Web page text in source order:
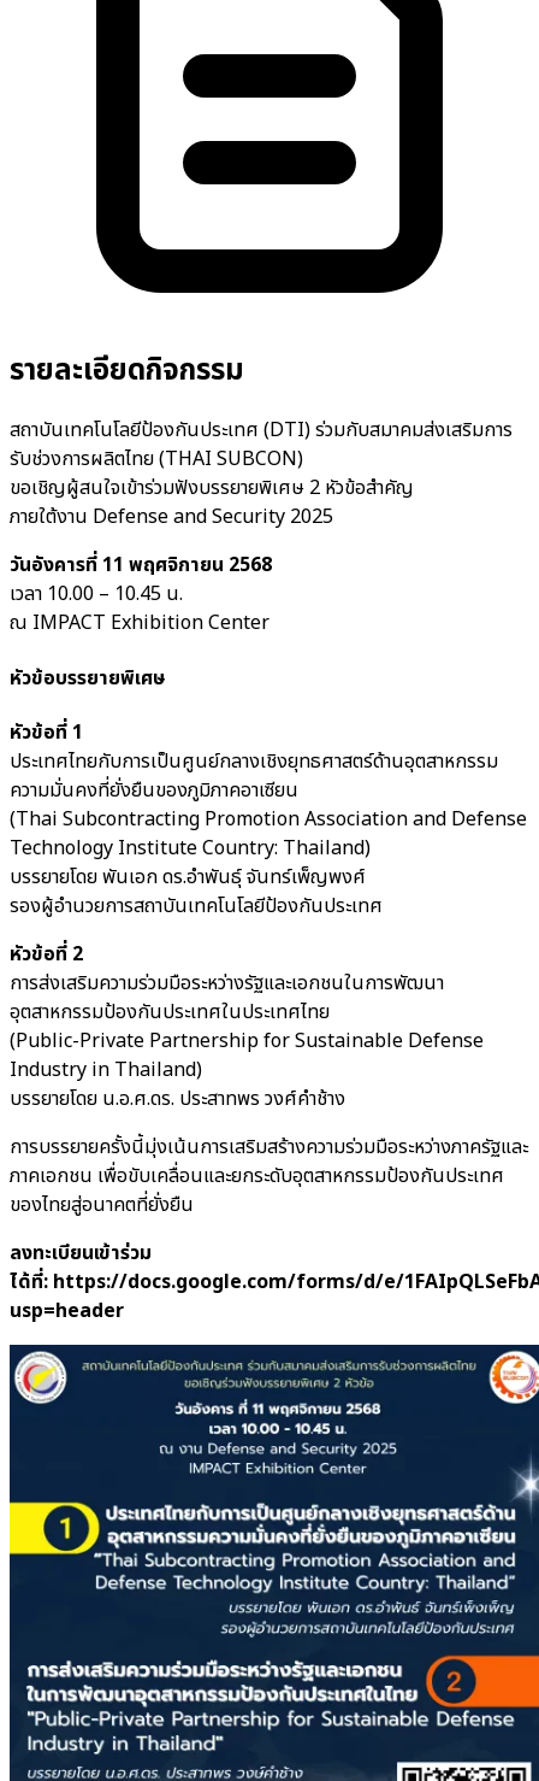
รายละเอียดกิจกรรม
สถาบันเทคโนโลยีป้องกันประเทศ (DTI) ร่วมกับสมาคมส่งเสริมการ
รับช่วงการผลิตไทย (THAI SUBCON)
ขอเชิญผู้สนใจเข้าร่วมฟังบรรยายพิเศษ 2 หัวข้อสำคัญ
ภายใต้งาน Defense and Security 2025
วันอังคารที่ 11 พฤศจิกายน 2568
เวลา 10.00 – 10.45 น.
ณ IMPACT Exhibition Center
หัวข้อบรรยายพิเศษ
หัวข้อที่ 1
ประเทศไทยกับการเป็นศูนย์กลางเชิงยุทธศาสตร์ด้านอุตสาหกรรม
ความมั่นคงที่ยั่งยืนของภูมิภาคอาเซียน
(Thai Subcontracting Promotion Association and Defense
Technology Institute Country: Thailand)
บรรยายโดย พันเอก ดร.อำพันธุ์ จันทร์เพ็ญพงศ์
รองผู้อำนวยการสถาบันเทคโนโลยีป้องกันประเทศ
หัวข้อที่ 2
การส่งเสริมความร่วมมือระหว่างรัฐและเอกชนในการพัฒนา
อุตสาหกรรมป้องกันประเทศในประเทศไทย
(Public-Private Partnership for Sustainable Defense
Industry in Thailand)
บรรยายโดย น.อ.ศ.ดร. ประสาทพร วงศ์คำช้าง
การบรรยายครั้งนี้มุ่งเน้นการเสริมสร้างความร่วมมือระหว่างภาครัฐและ
ภาคเอกชน เพื่อขับเคลื่อนและยกระดับอุตสาหกรรมป้องกันประเทศ
ของไทยสู่อนาคตที่ยั่งยืน
ลงทะเบียนเข้าร่วม
ได้ที่: https://docs.google.com/forms/d/e/
usp=header